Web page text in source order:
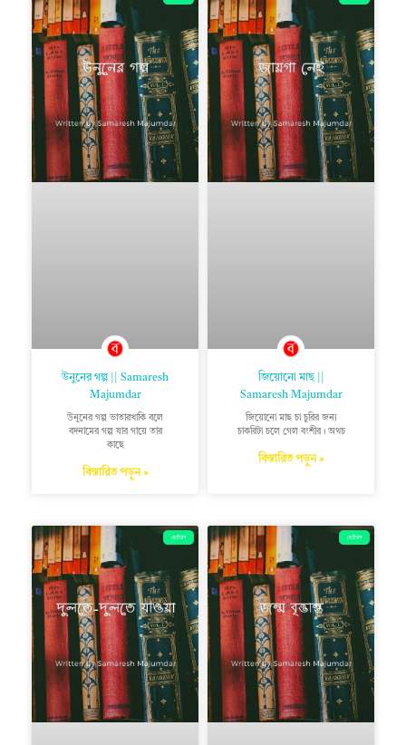
উনুনের গল্প || Samaresh
Majumdar
উনুনের গল্প ভাতারখাকি বলে
বদনামের গল্প যার গায়ে তার
কাছে
বিস্তারিত পড়ুন »
জিয়োনো মাছ ||
Samaresh Majumdar
জিয়োনো মাছ চা চুরির জন্য
চাকরিটা চলে গেল বংশীর। অথচ
বিস্তারিত পড়ুন »
ছোটগল্প ছোটগল্প